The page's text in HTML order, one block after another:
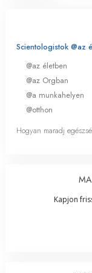
Scientologistok @az
@az életben
@az Orgban
@a munkahelyen
@otthon
Hogyan maradj
Kapjon